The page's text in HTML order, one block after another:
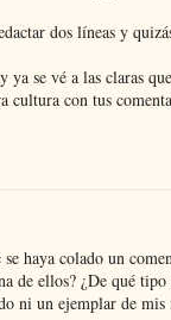
dos líneas y
ya se vé a las claras
cultura con tus
haya colado un
de ellos? ¿De qué
ni un ejemplar de mis